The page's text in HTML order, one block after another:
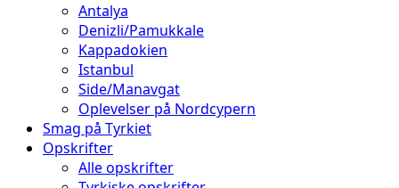
Antalya
Denizli/Pamukkale
Kappadokien
Istanbul
Side/Manavgat
Oplevelser på Nordcypern
Smag på Tyrkiet
Opskrifter
Alle opskrifter